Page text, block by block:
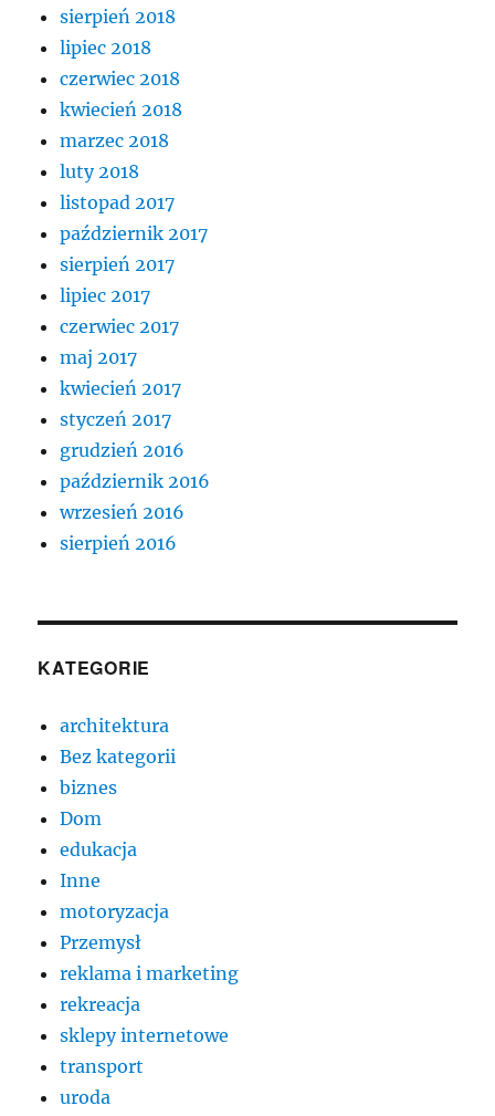
sierpień 2018
lipiec 2018
czerwiec 2018
kwiecień 2018
marzec 2018
luty 2018
listopad 2017
październik 2017
sierpień 2017
lipiec 2017
czerwiec 2017
maj 2017
kwiecień 2017
styczeń 2017
grudzień 2016
październik 2016
wrzesień 2016
sierpień 2016
KATEGORIE
architektura
Bez kategorii
biznes
Dom
edukacja
Inne
motoryzacja
Przemysł
reklama i marketing
rekreacja
sklepy internetowe
transport
uroda